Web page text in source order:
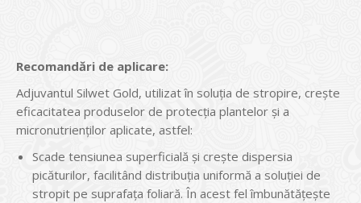
Recomandări de aplicare:
Adjuvantul Silwet Gold, utilizat în soluția de stropire, crește
eficacitatea produselor de protecția plantelor și a
micronutrienților aplicate, astfel:
Scade tensiunea superficială și crește dispersia
picăturilor, facilitând distribuția uniformă a soluției de
stropit pe suprafața foliară. În acest fel îmbunătățește